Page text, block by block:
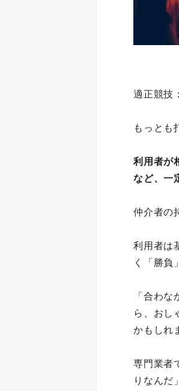
適正競技
もっとも
利用者が
など、一
仲介者の
利用者は
く「勝負
「合わ
ら、おし
かもしれ
専門業者
りなんだ